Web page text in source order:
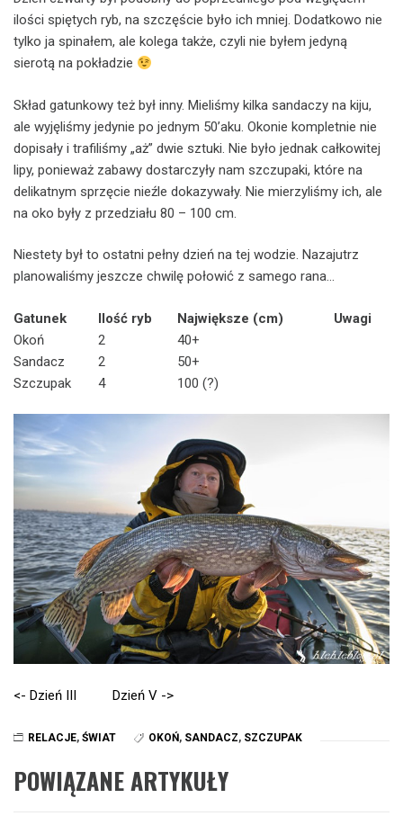
ilości spiętych ryb, na szczęście było ich mniej. Dodatkowo nie
tylko ja spinałem, ale kolega także, czyli nie byłem jedyną
sierotą na pokładzie
Skład gatunkowy też był inny. Mieliśmy kilka sandaczy na kiju,
ale wyjęliśmy jedynie po jednym 50’aku. Okonie kompletnie nie
dopisały i trafiliśmy „aż” dwie sztuki. Nie było jednak całkowitej
lipy, ponieważ zabawy dostarczyły nam szczupaki, które na
delikatnym sprzęcie nieźle dokazywały. Nie mierzyliśmy ich, ale
na oko były z przedziału 80 – 100 cm.
Niestety był to ostatni pełny dzień na tej wodzie. Nazajutrz
planowaliśmy jeszcze chwilę połowić z samego rana…
Gatunek Ilość ryb Największe (cm)
Uwagi
Okoń
2
40+
Sandacz
2
50+
Szczupak
4 100 (?)
<- Dzień III Dzień V ->
RELACJE, ŚWIAT OKOŃ, SANDACZ, SZCZUPAK
POWIĄZANE ARTYKUŁY